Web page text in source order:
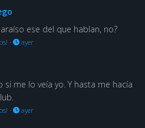
ese del que hablan, no?
· ayer
sí me lo veía yo. Y hasta me hacía
· ayer